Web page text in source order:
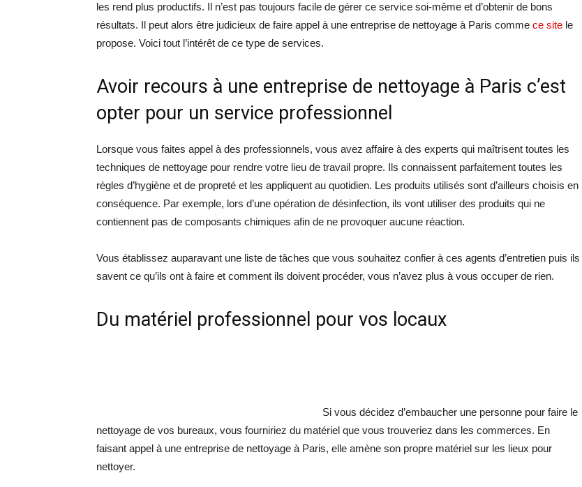
les rend plus productifs. Il n’est pas toujours facile de gérer ce service soi-même et d’obtenir de bons
résultats. Il peut alors être judicieux de faire appel à une entreprise de nettoyage à Paris comme ce site le
propose. Voici tout l’intérêt de ce type de services.
Avoir recours à une entreprise de nettoyage à Paris c’est
opter pour un service professionnel
Lorsque vous faites appel à des professionnels, vous avez affaire à des experts qui maîtrisent toutes les
techniques de nettoyage pour rendre votre lieu de travail propre. Ils connaissent parfaitement toutes les
règles d’hygiène et de propreté et les appliquent au quotidien. Les produits utilisés sont d’ailleurs choisis en
conséquence. Par exemple, lors d’une opération de désinfection, ils vont utiliser des produits qui ne
contiennent pas de composants chimiques afin de ne provoquer aucune réaction.
Vous établissez auparavant une liste de tâches que vous souhaitez confier à ces agents d’entretien puis ils
savent ce qu’ils ont à faire et comment ils doivent procéder, vous n’avez plus à vous occuper de rien.
Du matériel professionnel pour vos locaux
Si vous décidez d’embaucher une personne pour faire le
nettoyage de vos bureaux, vous fourniriez du matériel que vous trouveriez dans les commerces. En
faisant appel à une entreprise de nettoyage à Paris, elle amène son propre matériel sur les lieux pour
nettoyer.